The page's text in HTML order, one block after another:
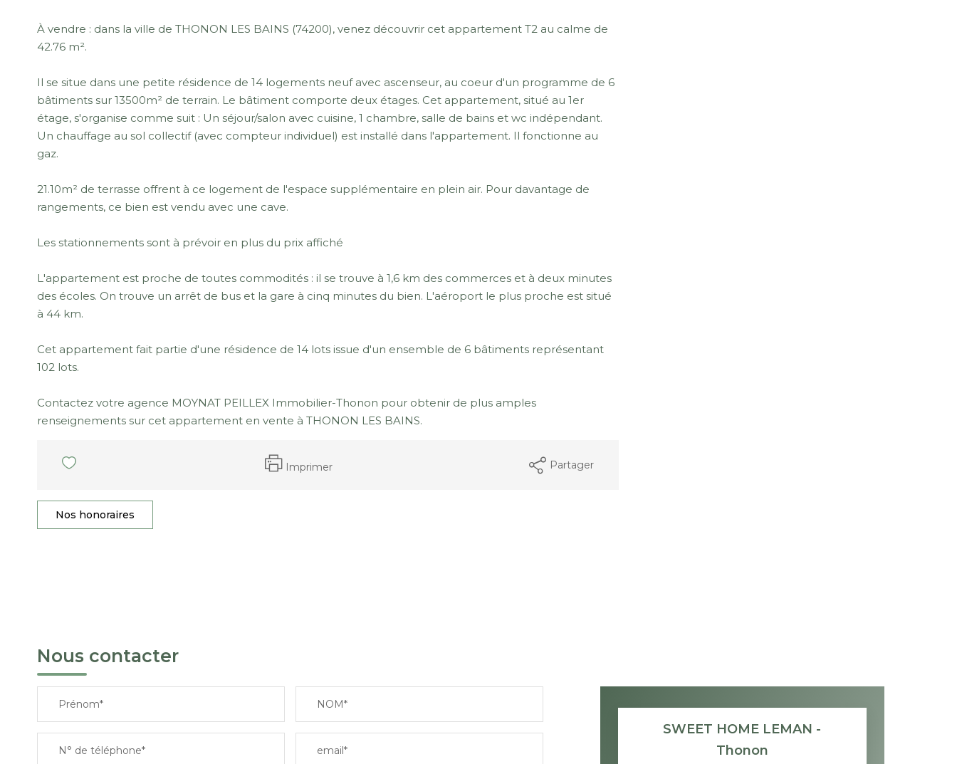
À vendre : dans la ville de THONON LES BAINS (74200), venez découvrir cet appartement T2 au calme de
42.76 m².
Il se situe dans une petite résidence de 14 logements neuf avec ascenseur, au coeur d'un programme de 6
bâtiments sur 13500m² de terrain. Le bâtiment comporte deux étages. Cet appartement, situé au 1er
étage, s'organise comme suit : Un séjour/salon avec cuisine, 1 chambre, salle de bains et wc indépendant.
Un chauffage au sol collectif (avec compteur individuel) est installé dans l'appartement. Il fonctionne au
gaz.
21.10m² de terrasse offrent à ce logement de l'espace supplémentaire en plein air. Pour davantage de
rangements, ce bien est vendu avec une cave.
Les stationnements sont à prévoir en plus du prix affiché
L'appartement est proche de toutes commodités : il se trouve à 1,6 km des commerces et à deux minutes
des écoles. On trouve un arrêt de bus et la gare à cinq minutes du bien. L'aéroport le plus proche est situé
à 44 km.
Cet appartement fait partie d'une résidence de 14 lots issue d'un ensemble de 6 bâtiments représentant
102 lots.
Contactez votre agence MOYNAT PEILLEX Immobilier-Thonon pour obtenir de plus amples
renseignements sur cet appartement en vente à THONON LES BAINS.
Imprimer Partager
Nos honoraires
Nous contacter
Prénom* NOM*
N° de téléphone* email*
SWEET HOME LEMAN -
Thonon